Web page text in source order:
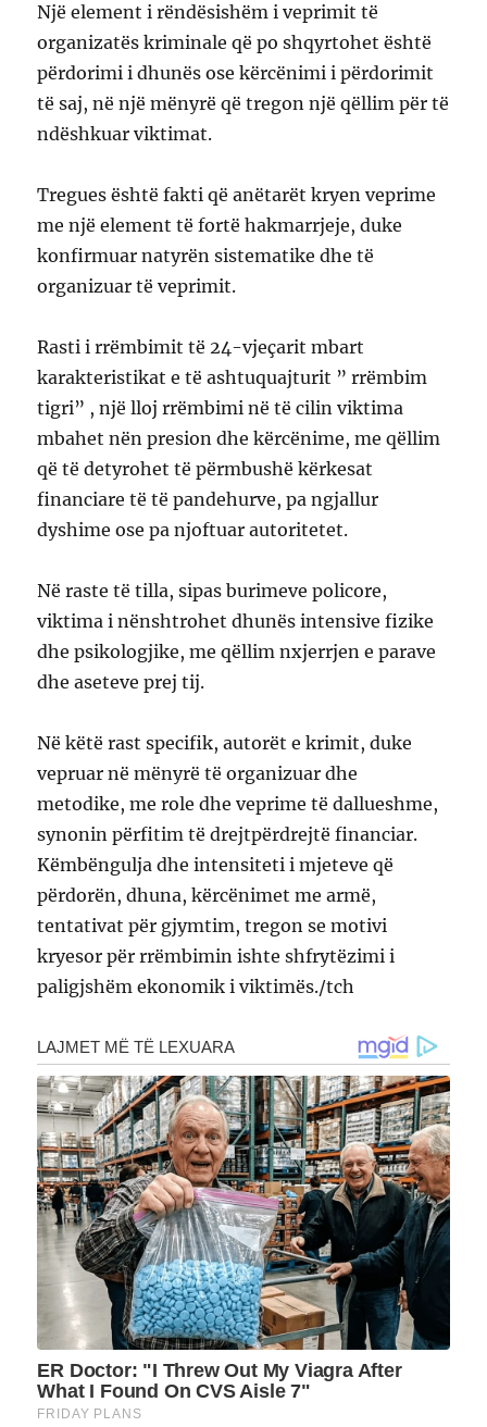
Një element i rëndësishëm i veprimit të
organizatës kriminale që po shqyrtohet është
përdorimi i dhunës ose kërcënimi i përdorimit
të saj, në një mënyrë që tregon një qëllim për të
ndëshkuar viktimat.
Tregues është fakti që anëtarët kryen veprime
me një element të fortë hakmarrjeje, duke
konfirmuar natyrën sistematike dhe të
organizuar të veprimit.
Rasti i rrëmbimit të 24-vjeçarit mbart
karakteristikat e të ashtuquajturit ” rrëmbim
tigri” , një lloj rrëmbimi në të cilin viktima
mbahet nën presion dhe kërcënime, me qëllim
që të detyrohet të përmbushë kërkesat
financiare të të pandehurve, pa ngjallur
dyshime ose pa njoftuar autoritetet.
Në raste të tilla, sipas burimeve policore,
viktima i nënshtrohet dhunës intensive fizike
dhe psikologjike, me qëllim nxjerrjen e parave
dhe aseteve prej tij.
Në këtë rast specifik, autorët e krimit, duke
vepruar në mënyrë të organizuar dhe
metodike, me role dhe veprime të dallueshme,
synonin përfitim të drejtpërdrejtë financiar.
Këmbëngulja dhe intensiteti i mjeteve që
përdorën, dhuna, kërcënimet me armë,
tentativat për gjymtim, tregon se motivi
kryesor për rrëmbimin ishte shfrytëzimi i
paligjshëm ekonomik i viktimës./tch